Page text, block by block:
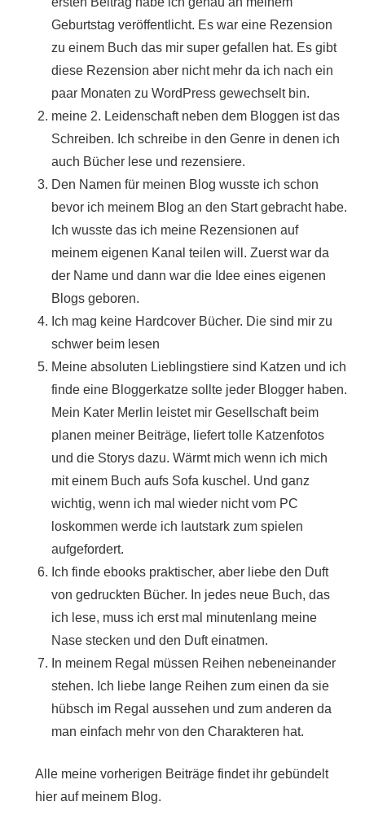
Geburtstag veröffentlicht. Es war eine Rezension
zu einem Buch das mir super gefallen hat. Es gibt
diese Rezension aber nicht mehr da ich nach ein
paar Monaten zu WordPress gewechselt bin.
meine 2. Leidenschaft neben dem Bloggen ist das
Schreiben. Ich schreibe in den Genre in denen ich
auch Bücher lese und rezensiere.
Den Namen für meinen Blog wusste ich schon
bevor ich meinem Blog an den Start gebracht habe.
Ich wusste das ich meine Rezensionen auf
meinem eigenen Kanal teilen will. Zuerst war da
der Name und dann war die Idee eines eigenen
Blogs geboren.
Ich mag keine Hardcover Bücher. Die sind mir zu
schwer beim lesen
Meine absoluten Lieblingstiere sind Katzen und ich
finde eine Bloggerkatze sollte jeder Blogger haben.
Mein Kater Merlin leistet mir Gesellschaft beim
planen meiner Beiträge, liefert tolle Katzenfotos
und die Storys dazu. Wärmt mich wenn ich mich
mit einem Buch aufs Sofa kuschel. Und ganz
wichtig, wenn ich mal wieder nicht vom PC
loskommen werde ich lautstark zum spielen
aufgefordert.
Ich finde ebooks praktischer, aber liebe den Duft
von gedruckten Bücher. In jedes neue Buch, das
ich lese, muss ich erst mal minutenlang meine
Nase stecken und den Duft einatmen.
In meinem Regal müssen Reihen nebeneinander
stehen. Ich liebe lange Reihen zum einen da sie
hübsch im Regal aussehen und zum anderen da
man einfach mehr von den Charakteren hat.
Alle meine vorherigen Beiträge findet ihr gebündelt
hier auf meinem Blog.